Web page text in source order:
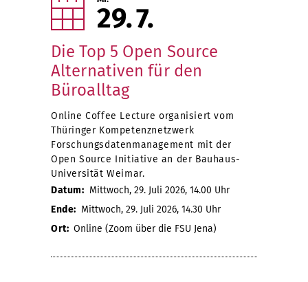
29 7
Die Top 5 Open Source
Alternativen für den
Büroalltag
Online Coffee Lecture organisiert vom
Thüringer Kompetenznetzwerk
Forschungsdatenmanagement mit der
Open Source Initiative an der Bauhaus-
Universität Weimar.
Datum: Mittwoch, 29. Juli 2026, 14.00 Uhr
Ende: Mittwoch, 29. Juli 2026, 14.30 Uhr
Ort: Online (Zoom über die FSU Jena)